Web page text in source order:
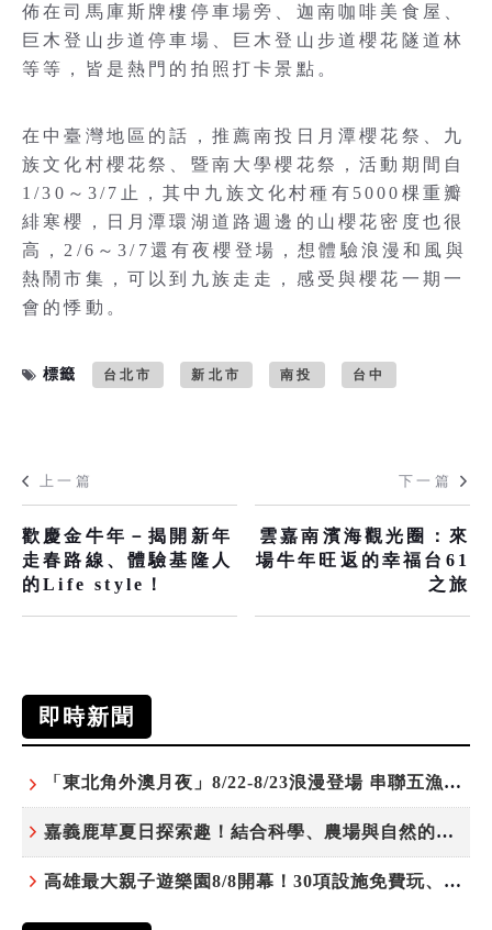
佈在司馬庫斯牌樓停車場旁、迦南咖啡美食屋、
巨木登山步道停車場、巨木登山步道櫻花隧道林
等等，皆是熱門的拍照打卡景點。
在中臺灣地區的話，推薦南投日月潭櫻花祭、九
族文化村櫻花祭、暨南大學櫻花祭，活動期間自
1/30～3/7止，其中九族文化村種有5000棵重瓣
緋寒櫻，日月潭環湖道路週邊的山櫻花密度也很
高，2/6～3/7還有夜櫻登場，想體驗浪漫和風與
熱鬧市集，可以到九族走走，感受與櫻花一期一
會的悸動。
標籤 台北市 新北市 南投 台中
上一篇
歡慶金牛年－揭開新年
走春路線、體驗基隆人
的Life style！
下一篇
雲嘉南濱海觀光圈：來
場牛年旺返的幸福台61
之旅
即時新聞
「東北角外澳月夜」8/22-8/23浪漫登場 串聯五漁村、音樂、市集、火舞與慢旅共度夏夜
嘉義鹿草夏日探索趣！結合科學、農場與自然的親子小旅行
高雄最大親子遊樂園8/8開幕！30項設施免費玩、YOYO家族嗨翻暑假